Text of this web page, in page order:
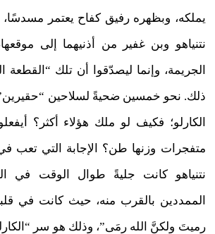
يملكه، وبظهره رفيق كفاح يعتمر
نتنياهو وبن غفير من أذنيهما إلى
الجريمة، وإنما ليصدّقوا أن تلك
ذلك. نحو خمسين ضحيةً لسلاحين
الكارلو؛ فكيف لو ملك هؤلاء أكثر؟
متفجرات وزنها طن؟ الإجابة التي تعب
نتنياهو كانت جليةً طوال الوقت في
الممددين بالقرب منه، حيث كانت في
رميتَ ولكنَّ الله رمَى”، وذلك هو سر